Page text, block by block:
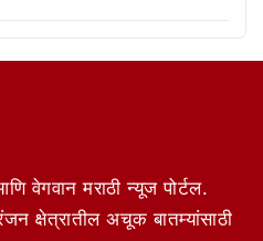
वेगवान मराठी न्यूज पोर्टल.
क्षेत्रातील अचूक बातम्यांसाठी